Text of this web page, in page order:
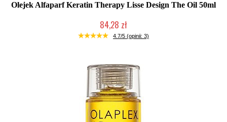
Olejek Alfaparf Keratin Therapy Lisse Design The Oil 50ml
84,28 zł
Mała ilość (wysyłka w 24h)
4.7/5 (opinii: 3)